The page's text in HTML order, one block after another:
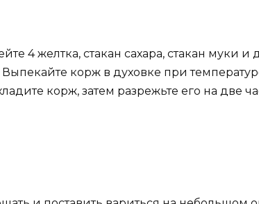
4 желтка, стакан сахара, стакан муки и
корж в духовке при
корж, затем разрежьте его на две